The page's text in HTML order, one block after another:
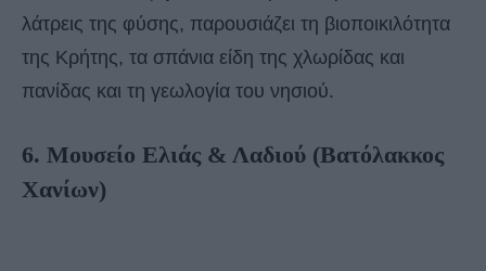
λάτρεις της φύσης, παρουσιάζει τη βιοποικιλότητα
της Κρήτης, τα σπάνια είδη της χλωρίδας και
πανίδας και τη γεωλογία του νησιού.
6. Μουσείο Ελιάς & Λαδιού (Βατόλακκος
Χανίων)